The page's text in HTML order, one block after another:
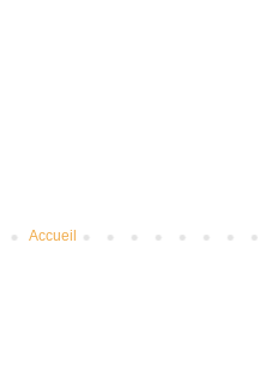
Accueil